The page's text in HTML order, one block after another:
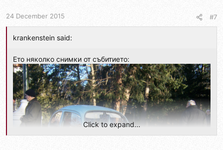
24 December 2015 #7
krankenstein said:
Ето няколко снимки от събитието:
Click to expand...